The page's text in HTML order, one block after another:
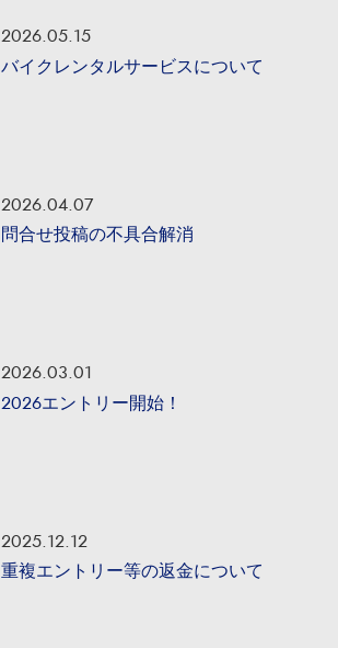
2026.05.15
バイクレンタルサービスについて
2026.04.07
問合せ投稿の不具合解消
2026.03.01
2026エントリー開始！
2025.12.12
重複エントリー等の返金について